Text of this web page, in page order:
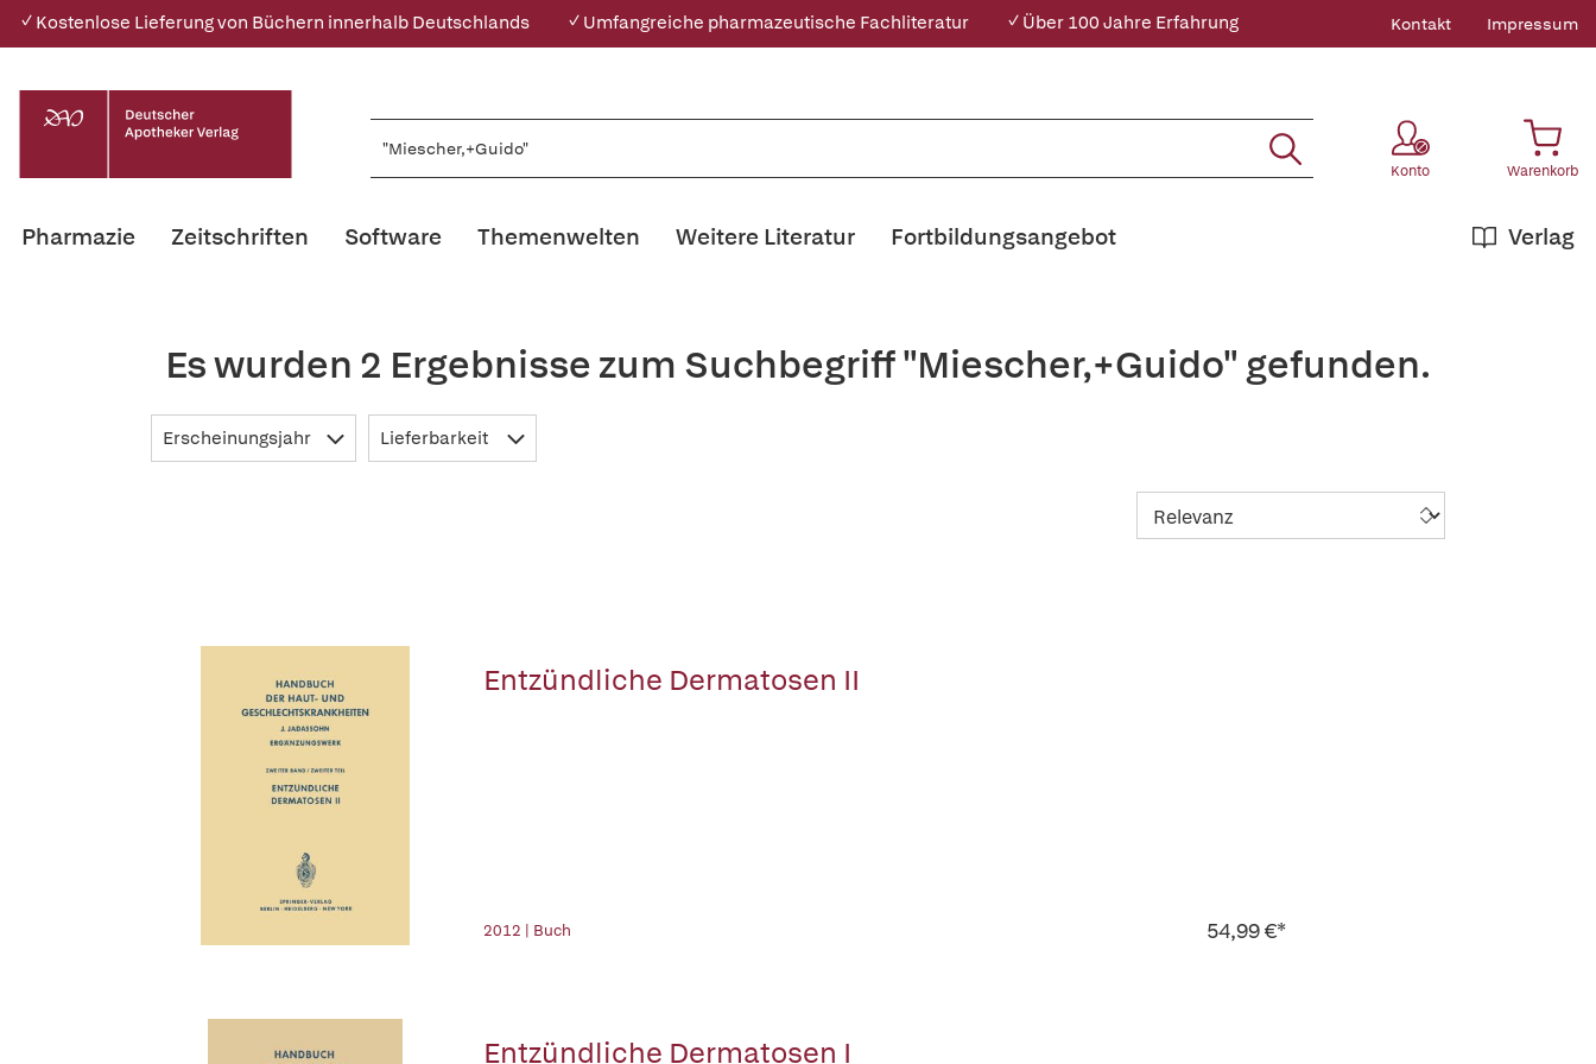
✓ Kostenlose Lieferung von Büchern innerhalb Deutschlands ✓ Umfangreiche pharmazeutische Fachliteratur ✓ Über 100 Jahre Erfahrung Kontakt Impressum
Konto Warenkorb
Pharmazie Zeitschriften Software Themenwelten Weitere Literatur Verlag
Fortbildungsangebot
Es wurden 2 Ergebnisse zum Suchbegriff "Miescher,+Guido" gefunden.
Erscheinungsjahr Lieferbarkeit
Entzündliche Dermatosen II
2012 | Buch 54,99 €*
Entzündliche Dermatosen I